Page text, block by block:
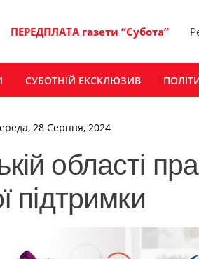
ПЕРЕДПЛАТА газети “Субота”
СУБОТНІЙ ЕКСКЛЮЗИВ
28 Серпня, 2024
області
підтримки